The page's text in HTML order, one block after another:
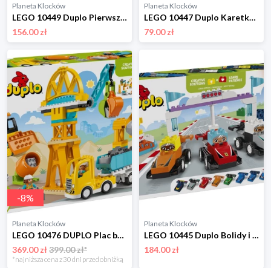
Planeta Klocków
LEGO 10449 Duplo Pierwszy raz: wizyta u lekarza Lego
156.00 zł
Planeta Klocków
LEGO 10447 Duplo Karetka z kierowcą Lego
79.00 zł
-8%
Planeta Klocków
LEGO 10476 DUPLO Plac budowy z pojazdami 3 w 1 Lego
369.00 zł399.00 zł*
*najniższa cena z 30 dni przed obniżką
Planeta Klocków
LEGO 10445 Duplo Bolidy i kierowcy F1 Lego
184.00 zł